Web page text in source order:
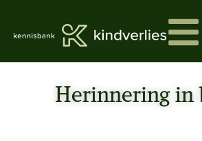
Herinnering in